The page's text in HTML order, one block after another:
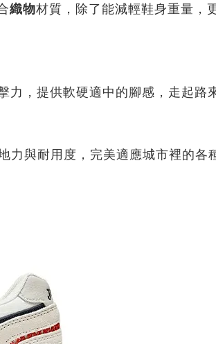
織物材質，除了能減輕鞋身重量，
力，提供軟硬適中的腳感，走起路
與耐用度，完美適應城市裡的各